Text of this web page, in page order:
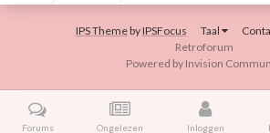
IPS ThemebyIPSFocus Taal
Retroforum
Powered by Invision
Forums Ongelezen Inloggen